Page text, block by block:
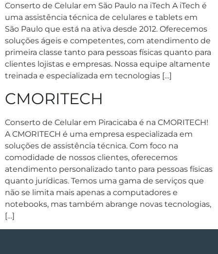
Conserto de Celular em São Paulo na iTech A iTech é
uma assistência técnica de celulares e tablets em
São Paulo que está na ativa desde 2012. Oferecemos
soluções ágeis e competentes, com atendimento de
primeira classe tanto para pessoas físicas quanto para
clientes lojistas e empresas. Nossa equipe altamente
treinada e especializada em tecnologias […]
CMORITECH
Conserto de Celular em Piracicaba é na CMORITECH!
A CMORITECH é uma empresa especializada em
soluções de assistência técnica. Com foco na
comodidade de nossos clientes, oferecemos
atendimento personalizado tanto para pessoas físicas
quanto jurídicas. Temos uma gama de serviços que
não se limita mais apenas a computadores e
notebooks, mas também abrange novas tecnologias,
[…]